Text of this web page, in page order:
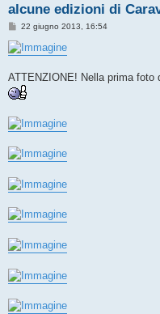
alcune edizioni di
M
s
s
g
g
i
22 giugno 2013, 16:54
ATTENZIONE! Nella prima